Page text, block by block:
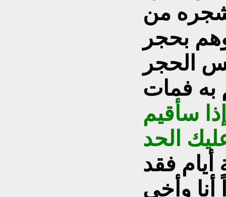
من
بحجر
الحجر
سأقيم
أيام فقد
وأخي